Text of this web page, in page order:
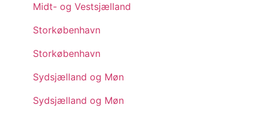
Midt- og Vestsjælland
Storkøbenhavn
Storkøbenhavn
Sydsjælland og Møn
Sydsjælland og Møn